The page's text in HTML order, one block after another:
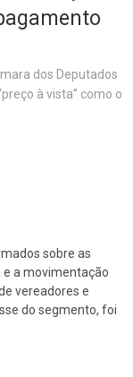
dos Deputados
à vista” como o
sobre as
a movimentação
vereadores e
do segmento, foi